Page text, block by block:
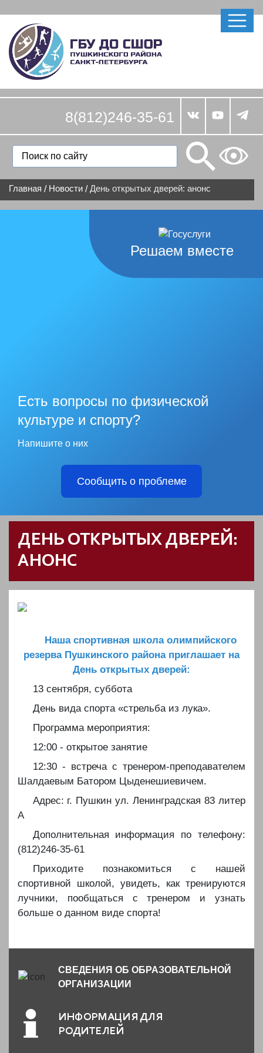
8(812)246-35-61
Главная / Новости /День открытых дверей: анонс
Решаем вместе
Есть вопросы по физической
культуре и спорту?
Напишите о них
Сообщить о проблеме
СВЕДЕНИЯ ОБ ОБРАЗОВАТЕЛЬНОЙ
ОРГАНИЗАЦИИ
ИНФОРМАЦИЯ ДЛЯ
РОДИТЕЛЕЙ
ДЕНЬ ОТКРЫТЫХ ДВЕРЕЙ:
АНОНС
Наша спортивная школа олимпийского
резерва Пушкинского района приглашает на
День открытых дверей:
️️13 сентября, суббота
️День вида спорта «стрельба из лука».
️️Программа мероприятия:
️️12:00 - открытое занятие
️️12:30 - встреча с тренером-преподавателем
Шалдаевым Батором Цыденешиевичем.
️️Адрес: г. Пушкин ул. Ленинградская 83 литер
А
️️Дополнительная информация по телефону:
(812)246-35-61
️Приходите познакомиться с нашей
спортивной школой, увидеть, как тренируются
лучники, пообщаться с тренером и узнать
больше о данном виде спорта!